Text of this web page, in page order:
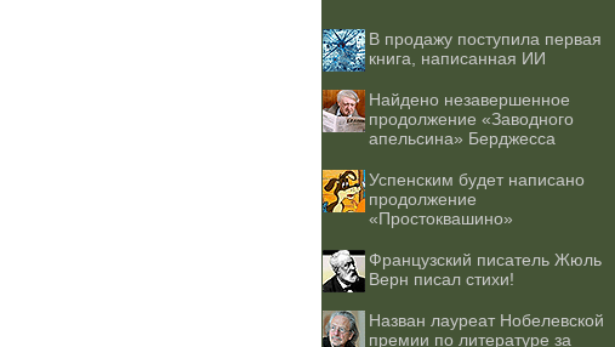
В продажу поступила первая
книга, написанная ИИ
Найдено незавершенное
продолжение «Заводного
апельсина» Берджесса
Успенским будет написано
продолжение
«Простоквашино»
Французский писатель Жюль
Верн писал стихи!
Назван лауреат Нобелевской
премии по литературе за